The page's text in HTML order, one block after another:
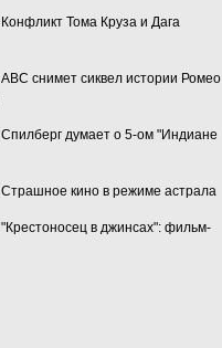
Конфликт Тома Круза и Дага
АВС снимет сиквел истории Ромео
Спилберг думает о 5-ом "Индиане
Страшное кино в режиме астрала
"Крестоносец в джинсах": фильм-